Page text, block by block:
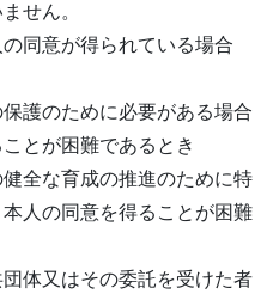
せん。
同意が得られている場合
護のために必要がある場合
とが困難であるとき
全な育成の推進のために特
人の同意を得ることが困難
体又はその委託を受けた者